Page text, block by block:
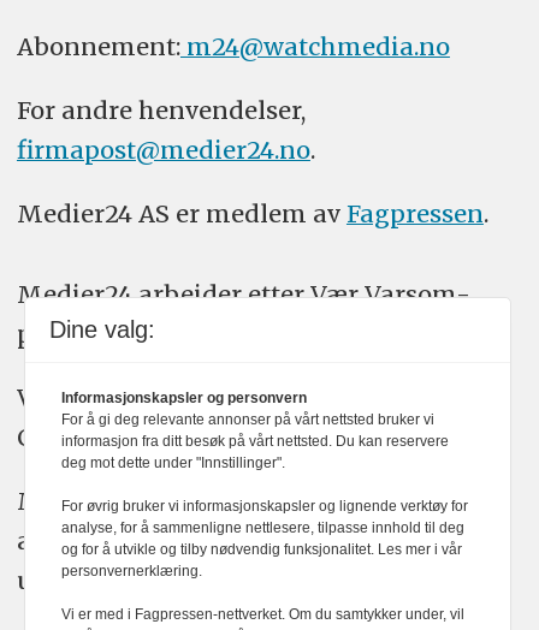
Abonnement:m24@watchmedia.no
For andre henvendelser,
firmapost@medier24.no.
Medier24 AS er medlem av Fagpressen.
Medier24 arbeider etter Vær Varsom-
plakatens regler for god presseskikk.
Vi bruker KI-verktøy som ChatGPT,
Claude, og Gemini i journalistikken vår.
Medier24s redaksjon har alltid det fulle
ansvar for publisert innhold, med eller
uten bruk av kunstig intelligens.
Dine valg:
Informasjonskapsler og personvern
For å gi deg relevante annonser på vårt nettsted bruker vi
informasjon fra ditt besøk på vårt nettsted. Du kan reservere
deg mot dette under "Innstillinger".
For øvrig bruker vi informasjonskapsler og lignende verktøy for
analyse, for å sammenligne nettlesere, tilpasse innhold til deg
og for å utvikle og tilby nødvendig funksjonalitet. Les mer i vår
personvernerklæring.
Vi er med i Fagpressen-nettverket. Om du samtykker under, vil